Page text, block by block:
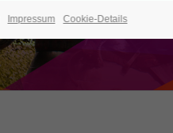
Impressum Cookie-Details